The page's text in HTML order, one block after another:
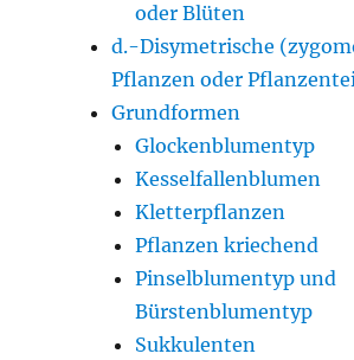
oder Blüten
d.-Disymetrische
Pflanzen oder
Grundformen
Glockenblumentyp
Kesselfallenblumen
Kletterpflanzen
Pflanzen kriechend
Pinselblumentyp und
Bürstenblumentyp
Sukkulenten